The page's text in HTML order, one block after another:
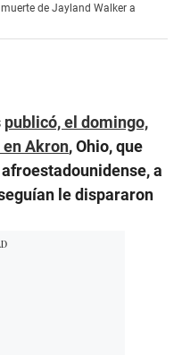
de Jayland Walker a
publicó, el domingo,
en Akron, Ohio, que
a
le dispararon